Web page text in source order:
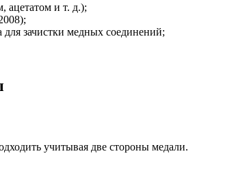
ацетатом и т. д.);
для зачистки медных соединений;
учитывая две стороны медали.